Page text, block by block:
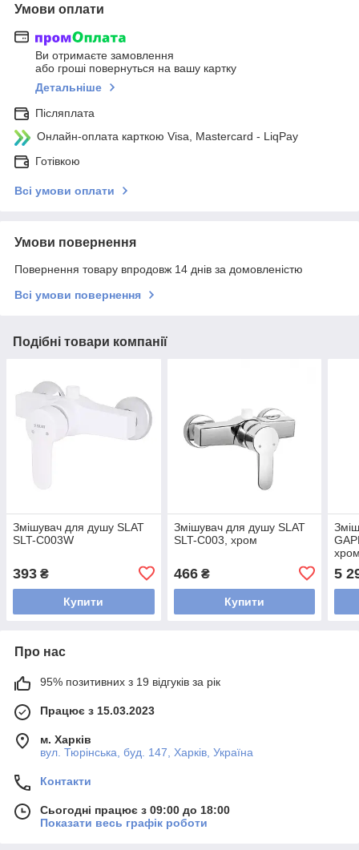
Умови оплати
Ви отримаєте замовлення
або гроші повернуться на вашу картку
Детальніше
Післяплата
Онлайн-оплата карткою Visa, Mastercard - LiqPay
Готівкою
Всі умови оплати
Умови повернення
Повернення товару впродовж 14 днів за домовленістю
Всі умови повернення
Подібні товари компанії
Змішувач для душу SLAT
SLT-C003W
393 ₴
Купити
Змішувач для душу SLAT
SLT-C003, хром
466₴
Купити
5
Про нас
95% позитивних з 19 відгуків за рік
Працює з 15.03.2023
м. Харків
вул. Тюрінська, буд. 147, Харків, Україна
Контакти
Сьогодні працює з 09:00 до 18:00
Показати весь графік роботи